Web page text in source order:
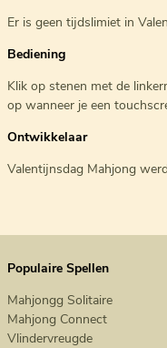
Er is geen tijdslimiet in
Bediening
Klik op stenen met de
op wanneer je een
Ontwikkelaar
Valentijnsdag Mahjong
Populaire Spellen
Mahjongg Solitaire
Mahjong Connect
Vlindervreugde